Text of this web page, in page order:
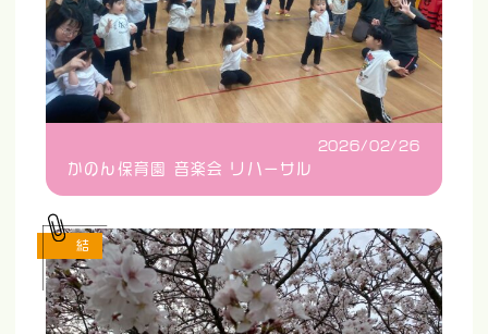
2026/02/26
かのん保育園 音楽会 リハーサル
結